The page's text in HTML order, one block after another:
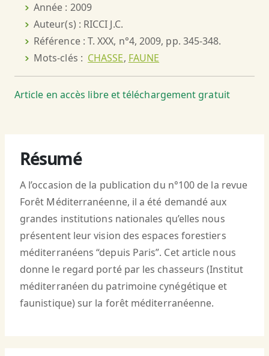
Année : 2009
Auteur(s) : RICCI J.C.
Référence : T. XXX, n°4, 2009, pp. 345-348.
Mots-clés : CHASSE, FAUNE
Article en accès libre et téléchargement gratuit
Résumé
A l’occasion de la publication du n°100 de la revue
Forêt Méditerranéenne, il a été demandé aux
grandes institutions nationales qu’elles nous
présentent leur vision des espaces forestiers
méditerranéens “depuis Paris”. Cet article nous
donne le regard porté par les chasseurs (Institut
méditerranéen du patrimoine cynégétique et
faunistique) sur la forêt méditerranéenne.